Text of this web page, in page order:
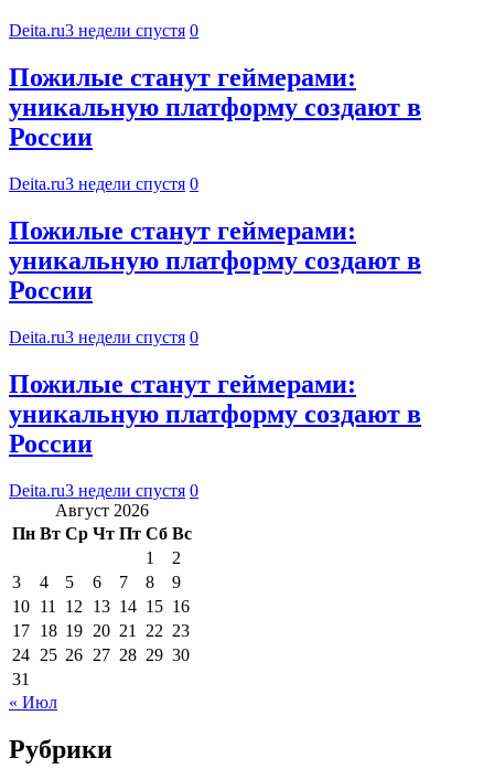
Deita.ru3 недели спустя 0
Пожилые станут геймерами:
уникальную платформу создают в
России
Deita.ru3 недели спустя 0
Пожилые станут геймерами:
уникальную платформу создают в
России
Deita.ru3 недели спустя 0
Пожилые станут геймерами:
уникальную платформу создают в
России
Deita.ru3 недели спустя 0
Август 2026
Пн Вт Ср Чт Пт Сб Вс
1
2
3
4 5 6 7 8
9
10 11 12 13 14 15 16
17 18 19 20 21 22 23
24 25 26 27 28 29 30
31
« Июл
Рубрики